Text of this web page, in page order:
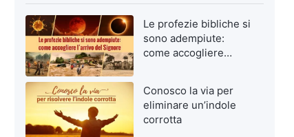
Le profezie bibliche si
sono adempiute:
come accogliere
Conosco la via per
eliminare un’indole
corrotta